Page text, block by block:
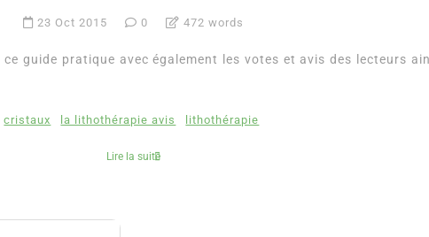
23 Oct 2015 0 472 words
guide pratique avec également les votes et avis des lecteurs
cristaux la lithothérapie avis lithothérapie
Lire la suite
: été
romance
8 Juil 2026